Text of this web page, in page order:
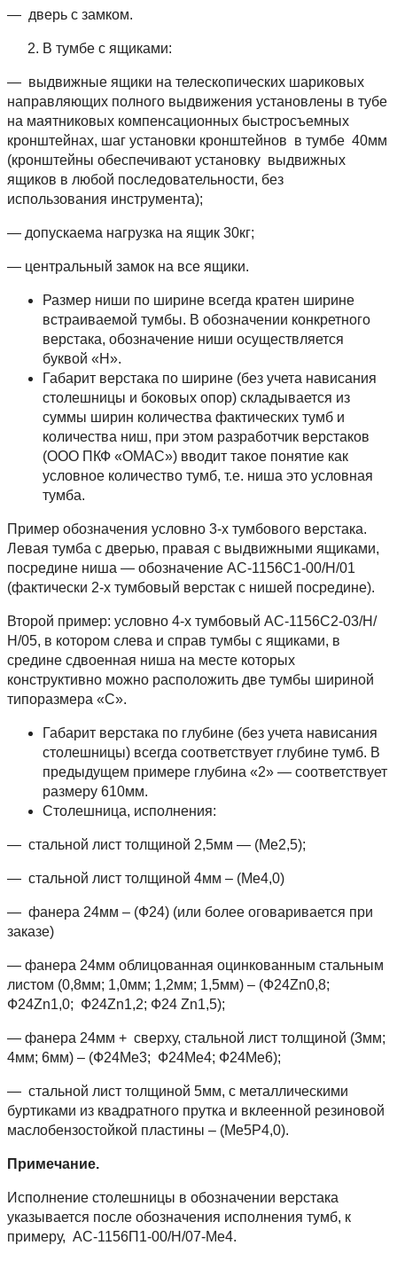
— дверь с замком.
В тумбе с ящиками:
— выдвижные ящики на телескопических шариковых
направляющих полного выдвижения установлены в тубе
на маятниковых компенсационных быстросъемных
кронштейнах, шаг установки кронштейнов в тумбе 40мм
(кронштейны обеспечивают установку выдвижных
ящиков в любой последовательности, без
использования инструмента);
— допускаема нагрузка на ящик 30кг;
— центральный замок на все ящики.
Размер ниши по ширине всегда кратен ширине
встраиваемой тумбы. В обозначении конкретного
верстака, обозначение ниши осуществляется
буквой «Н».
Габарит верстака по ширине (без учета нависания
столешницы и боковых опор) складывается из
суммы ширин количества фактических тумб и
количества ниш, при этом разработчик верстаков
(ООО ПКФ «ОМАС») вводит такое понятие как
условное количество тумб, т.е. ниша это условная
тумба.
Пример обозначения условно 3-х тумбового верстака.
Левая тумба с дверью, правая с выдвижными ящиками,
посредине ниша — обозначение АС-1156С1-00/Н/01
(фактически 2-х тумбовый верстак с нишей посредине).
Второй пример: условно 4-х тумбовый АС-1156С2-03/Н/
Н/05, в котором слева и справ тумбы с ящиками, в
средине сдвоенная ниша на месте которых
конструктивно можно расположить две тумбы шириной
типоразмера «С».
Габарит верстака по глубине (без учета нависания
столешницы) всегда соответствует глубине тумб. В
предыдущем примере глубина «2» — соответствует
размеру 610мм.
Столешница, исполнения:
— стальной лист толщиной 2,5мм — (Ме2,5);
— стальной лист толщиной 4мм – (Ме4,0)
— фанера 24мм – (Ф24) (или более оговаривается при
заказе)
— фанера 24мм облицованная оцинкованным стальным
листом (0,8мм; 1,0мм; 1,2мм; 1,5мм) – (Ф24Zn0,8;
Ф24Zn1,0; Ф24Zn1,2; Ф24 Zn1,5);
— фанера 24мм + сверху, стальной лист толщиной (3мм;
4мм; 6мм) – (Ф24Ме3; Ф24Ме4; Ф24Ме6);
— стальной лист толщиной 5мм, с металлическими
буртиками из квадратного прутка и вклеенной резиновой
маслобензостойкой пластины – (Ме5Р4,0).
Примечание.
Исполнение столешницы в обозначении верстака
указывается после обозначения исполнения тумб, к
примеру, АС-1156П1-00/Н/07-Ме4.